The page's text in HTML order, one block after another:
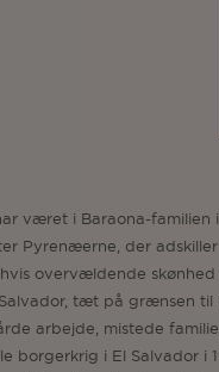
været i Baraona-familien i
Pyrenæerne, der
overvældende
tæt på grænsen til
arbejde, mistede
borgerkrig i El Salvador i